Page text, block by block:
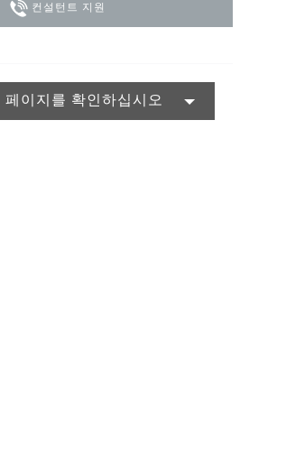
컨설턴트 지원
이지를 확인하십시오